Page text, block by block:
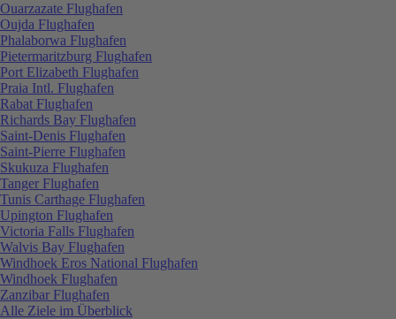
Ouarzazate Flughafen
Oujda Flughafen
Phalaborwa Flughafen
Pietermaritzburg Flughafen
Port Elizabeth Flughafen
Praia Intl. Flughafen
Rabat Flughafen
Richards Bay Flughafen
Saint-Denis Flughafen
Saint-Pierre Flughafen
Skukuza Flughafen
Tanger Flughafen
Tunis Carthage Flughafen
Upington Flughafen
Victoria Falls Flughafen
Walvis Bay Flughafen
Windhoek Eros National Flughafen
Windhoek Flughafen
Zanzibar Flughafen
Alle Ziele im Überblick